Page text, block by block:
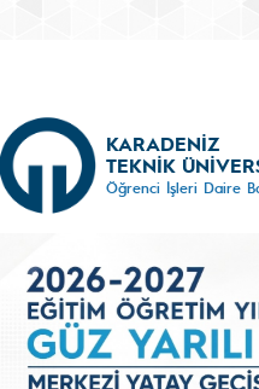
KARADENİZ
TEKNİK
Öğrenci İşleri Daire